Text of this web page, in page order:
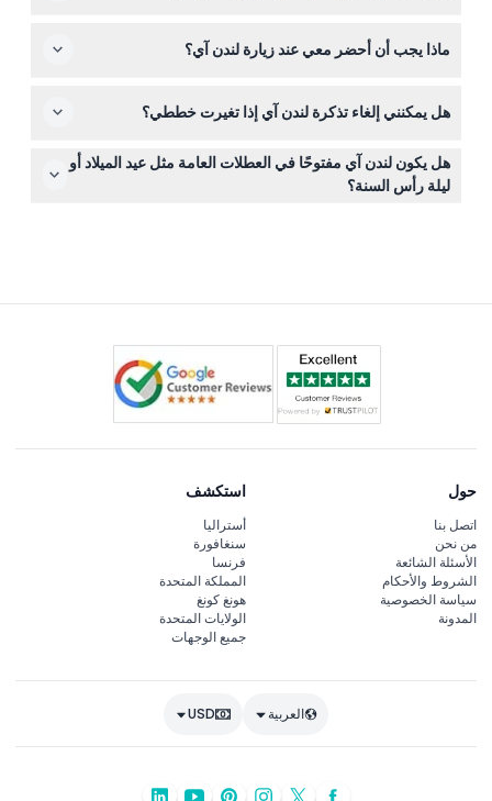
من الأماكن العالية أو بعض الحالات الصحية، فقد ترغب في
ماذا يجب أن أحضر معي عند زيارة لندن آي؟
للتحقق، وكاميرتك أو هاتفك الذكي لالتقاط مناظر المدينة
هل يمكنني إلغاء تذكرة لندن آي إذا تغيرت خططي؟
تذاكر لندن آي غير قابلة للاسترداد ولا يمكن إلغاؤها تحت أي
ظرف من الظروف، لذا يرجى التأكد من تأكيد خطط سفرك قبل
الحجز.
هل يكون لندن آي مفتوحًا في العطلات العامة مثل عيد الميلاد أو
ليلة رأس السنة؟
حول
اتصل بنا
من نحن
الأسئلة الشائعة
الشروط والأحكام
سياسة الخصوصية
المدونة
استكشف
أستراليا
سنغافورة
فرنسا
المملكة المتحدة
هونغ كونغ
الولايات المتحدة
جميع الوجهات
العربية USD